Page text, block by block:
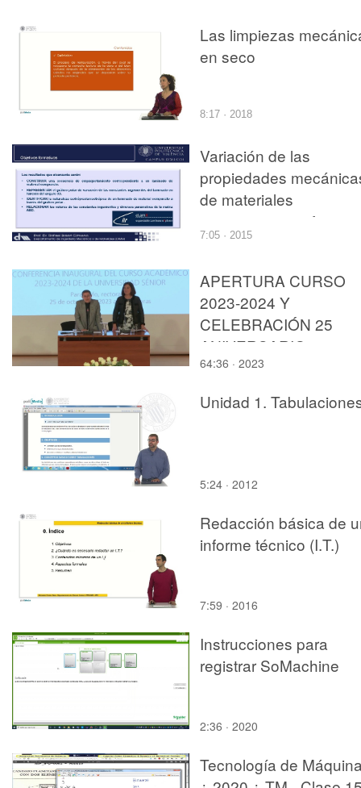
Las limpiezas
en seco
8:17 · 2018
Variación de las
propiedades
de materiales
compuestos en funcion
del ángulo (q) con
7:05 · 2015
APERTURA CURSO
2023-2024 Y
CELEBRACIÓN 25
ANIVERSARIO
64:36 · 2023
Unidad 1.
5:24 · 2012
Redacción básica de
informe técnico (I.T.)
7:59 · 2016
Instrucciones para
registrar SoMachine
2:36 · 2020
Tecnología de